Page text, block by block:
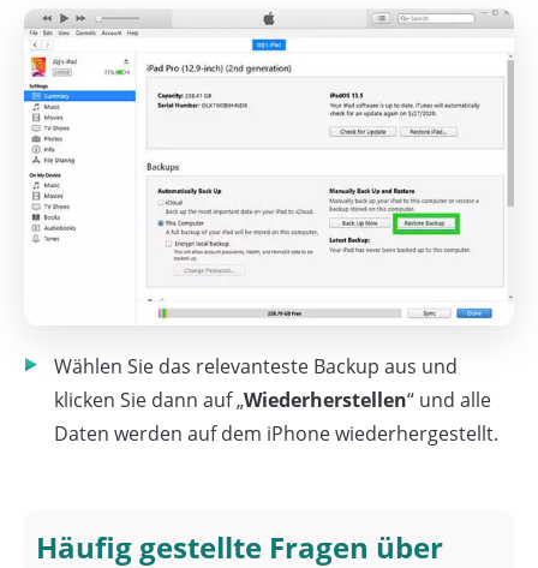
Wählen Sie das relevanteste Backup aus und
klicken Sie dann auf „Wiederherstellen“ und alle
Daten werden auf dem iPhone wiederhergestellt.
Häufig gestellte Fragen über